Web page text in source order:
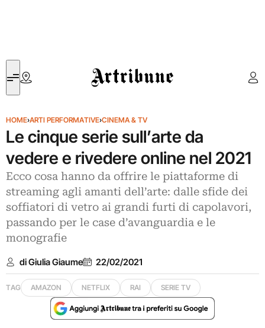
Artribune
HOME›ARTI PERFORMATIVE›CINEMA & TV
Le cinque serie sull’arte da
vedere e rivedere online nel 2021
Ecco cosa hanno da offrire le piattaforme di
streaming agli amanti dell’arte: dalle sfide dei
soffiatori di vetro ai grandi furti di capolavori,
passando per le case d’avanguardia e le
monografie
di Giulia Giaume 22/02/2021
TAG AMAZON NETFLIX RAI SERIE TV